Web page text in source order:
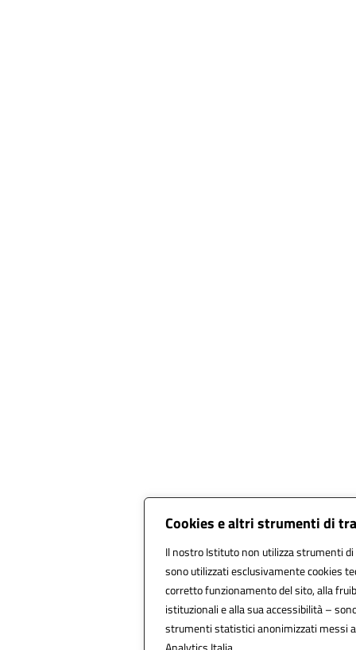
Cookies e altri strumenti di
Il nostro Istituto non utilizza strumenti
sono utilizzati esclusivamente cookies
corretto funzionamento del sito, alla
istituzionali e alla sua accessibilità –
strumenti statistici anonimizzati messi